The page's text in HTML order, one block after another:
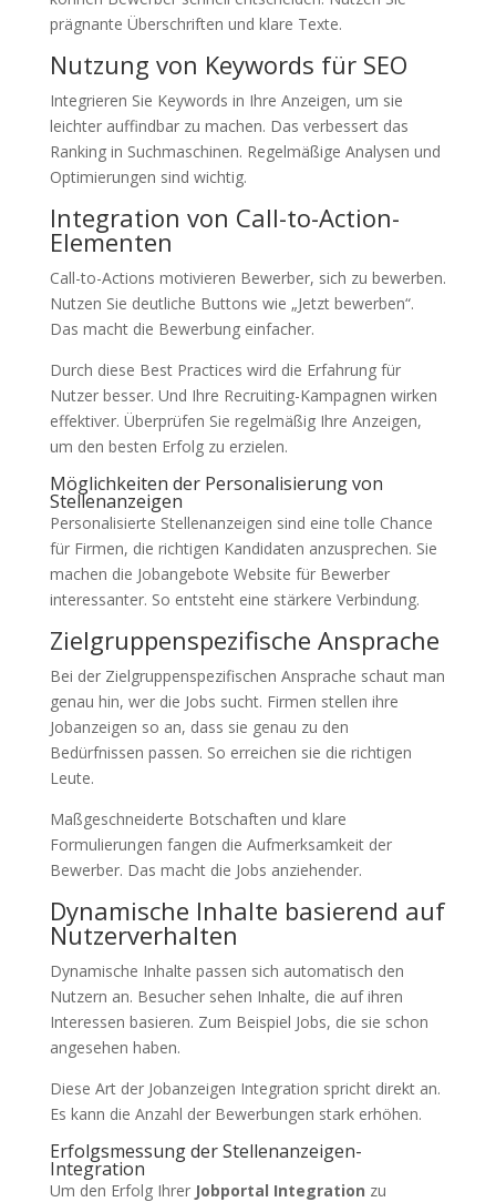
prägnante Überschriften und klare Texte.
Nutzung von Keywords für SEO
Integrieren Sie Keywords in Ihre Anzeigen, um sie
leichter auffindbar zu machen. Das verbessert das
Ranking in Suchmaschinen. Regelmäßige Analysen und
Optimierungen sind wichtig.
Integration von Call-to-Action-
Elementen
Call-to-Actions motivieren Bewerber, sich zu bewerben.
Nutzen Sie deutliche Buttons wie „Jetzt bewerben“.
Das macht die Bewerbung einfacher.
Durch diese Best Practices wird die Erfahrung für
Nutzer besser. Und Ihre Recruiting-Kampagnen wirken
effektiver. Überprüfen Sie regelmäßig Ihre Anzeigen,
um den besten Erfolg zu erzielen.
Möglichkeiten der Personalisierung von
Stellenanzeigen
Personalisierte Stellenanzeigen sind eine tolle Chance
für Firmen, die richtigen Kandidaten anzusprechen. Sie
machen die Jobangebote Website für Bewerber
interessanter. So entsteht eine stärkere Verbindung.
Zielgruppenspezifische Ansprache
Bei der Zielgruppenspezifischen Ansprache schaut man
genau hin, wer die Jobs sucht. Firmen stellen ihre
Jobanzeigen so an, dass sie genau zu den
Bedürfnissen passen. So erreichen sie die richtigen
Leute.
Maßgeschneiderte Botschaften und klare
Formulierungen fangen die Aufmerksamkeit der
Bewerber. Das macht die Jobs anziehender.
Dynamische Inhalte basierend auf
Nutzerverhalten
Dynamische Inhalte passen sich automatisch den
Nutzern an. Besucher sehen Inhalte, die auf ihren
Interessen basieren. Zum Beispiel Jobs, die sie schon
angesehen haben.
Diese Art der Jobanzeigen Integration spricht direkt an.
Es kann die Anzahl der Bewerbungen stark erhöhen.
Erfolgsmessung der Stellenanzeigen-
Integration
Um den Erfolg Ihrer Jobportal Integration zu